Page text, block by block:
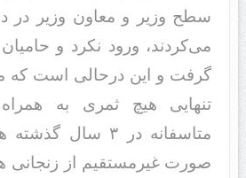
سطح وزیر و معاون‌ وزیر در
می‌کردند، ورود نکرد و حامیان
گرفت و این درحالی است که
تنهایی هیچ ثمری به
متاسفانه در ۳ سال
صورت غیرمستقیم از زنجانی